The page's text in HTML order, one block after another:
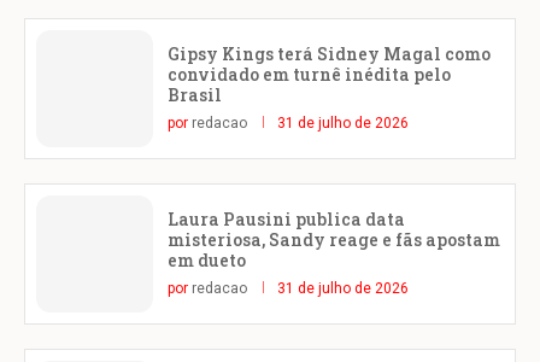
Gipsy Kings terá Sidney Magal como
convidado em turnê inédita pelo
Brasil
por redacao 31 de julho de 2026
Laura Pausini publica data
misteriosa, Sandy reage e fãs apostam
em dueto
por redacao 31 de julho de 2026